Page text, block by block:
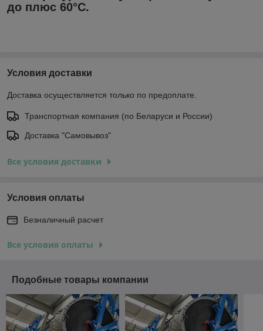
до плюс 60°С.
Условия доставки
Доставка осуществляется только по предоплате.
Транспортная компания (по Беларуси и России)
Доставка "Самовывоз"
Все условия доставки
Условия оплаты
Безналичный расчет
Все условия оплаты
Подобные товары компании